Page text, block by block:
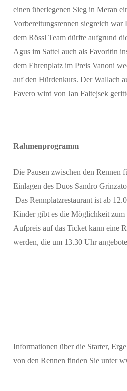
einen überlegenen Sieg in Meran
Vorbereitungsrennen siegreich war
dem Rössl Team dürfte aufgrund
Agus im Sattel auch als Favoritin
dem Ehrenplatz im Preis Vanoni
auf den Hürdenkurs. Der Wallach
Favero wird von Jan Faltejsek
Rahmenprogramm
Die Pausen zwischen den Rennen
Einlagen des Duos Sandro
Das Rennplatzrestaurant ist ab
Kinder gibt es die Möglichkeit zum
Aufpreis auf das Ticket kann eine
werden, die um 13.30 Uhr
Informationen über die Starter,
von den Rennen finden Sie unter